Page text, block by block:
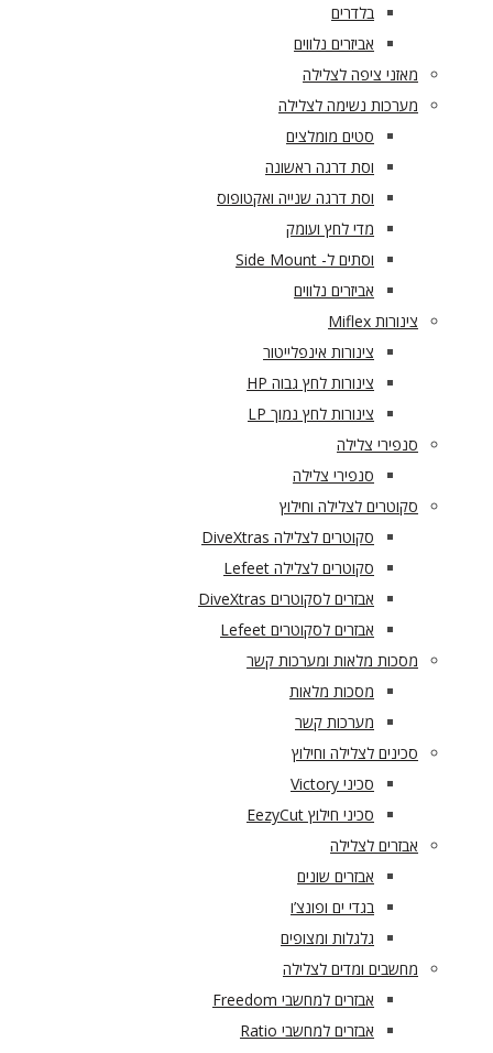
בלדרים
אביזרים נלווים
מאזני ציפה לצלילה
מערכות נשימה לצלילה
סטים מומלצים
וסת דרגה ראשונה
וסת דרגה שנייה ואקטופוס
מדי לחץ ועומק
וסתים ל- Side Mount
אביזרים נלווים
צינורות Miflex
צינורות אינפלייטור
צינורות לחץ גבוה HP
צינורות לחץ נמוך LP
סנפירי צלילה
סנפירי צלילה
סקוטרים לצלילה וחילוץ
סקוטרים לצלילה DiveXtras
סקוטרים לצלילה Lefeet
אבזרים לסקוטרים DiveXtras
אבזרים לסקוטרים Lefeet
מסכות מלאות ומערכות קשר
מסכות מלאות
מערכות קשר
סכינים לצלילה וחילוץ
סכיני Victory
סכיני חילוץ EezyCut
אבזרים לצלילה
אבזרים שונים
בגדי ים ופונצ’ו
גלגלות ומצופים
מחשבים ומדים לצלילה
אבזרים למחשבי Freedom
אבזרים למחשבי Ratio